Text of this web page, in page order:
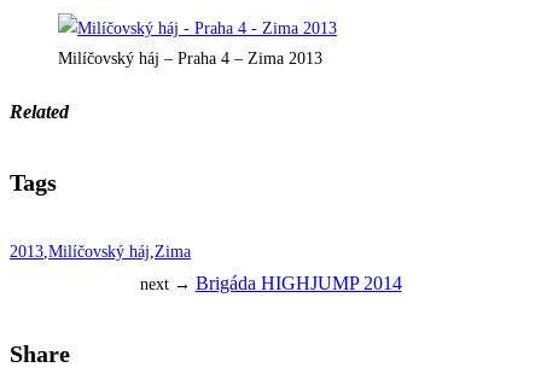
Milíčovský háj – Praha 4 – Zima 2013
Related
Tags
2013 Milíčovský háj Zima
next → Brigáda HIGHJUMP 2014
Share